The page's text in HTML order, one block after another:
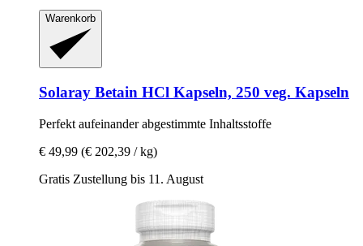
Warenkorb
Solaray Betain HCl Kapseln, 250 veg. Kapseln
Perfekt aufeinander abgestimmte Inhaltsstoffe
€ 49,99 (€ 202,39 / kg)
Gratis Zustellung bis 11. August